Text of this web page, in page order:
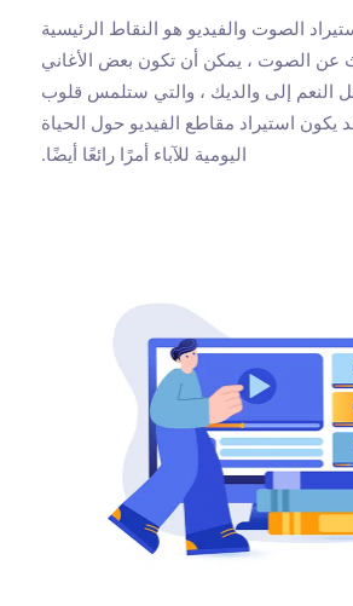
الصوت والفيديو هو النقاط الرئيسية
عن الصوت ، يمكن أن تكون بعض الأغاني
النعم إلى والديك ، والتي ستلمس قلوب
يكون استيراد مقاطع الفيديو حول الحياة
اليومية للآباء أمرًا رائعًا أيضًا.